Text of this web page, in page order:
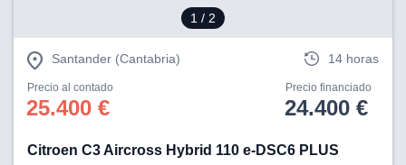
1 / 2
Santander (Cantabria) 14 horas
Precio al contado
25.400 €
Precio financiado
24.400 €
Citroen C3 Aircross Hybrid 110 e-DSC6 PLUS